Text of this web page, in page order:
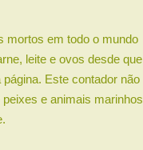
mortos em todo o mundo
leite e ovos desde que
Este contador não
e animais marinhos